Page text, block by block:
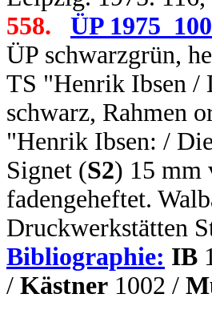
558.
ÜP
ÜP schwarzgrün,
TS "Henrik Ibsen /
schwarz, Rahmen
"Henrik Ibsen: /
Signet (S2) 15 mm
fadengeheftet.
Druckwerkstätten
Bibliographie: IB
/ Kästner 1002 /